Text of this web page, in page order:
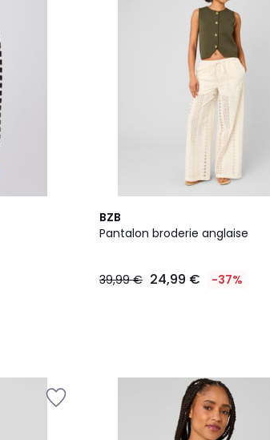
BZB
Pantalon broderie anglaise
39,99 € 24,99 € -37%